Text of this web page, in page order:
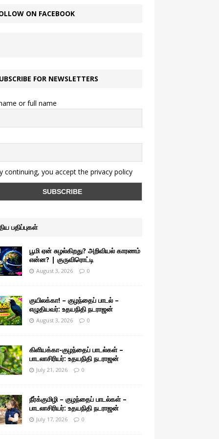
ON FACEBOOK
FOR NEWSLETTERS
or full name
continuing, you accept the privacy policy
பதிப்புகள்
பூமி ஏன் சுழல்கிறது? அறிவியல் காரணம்
என்ன? | குருவிரொட்டி
August 3, 2026 0
குயிலக்கா! – குழந்தைப் பாடல் –
எழுதியவர்: உதயநிதி நடராஜன்
August 3, 2026 0
கிளியக்கா-குழந்தைப் பாடல்கள் –
பாடலாசிரியர்: உதயநிதி நடராஜன்
July 21, 2026 0
நீர்க்குமிழி – குழந்தைப் பாடல்கள் –
பாடலாசிரியர்: உதயநிதி நடராஜன்
July 17, 2026 0